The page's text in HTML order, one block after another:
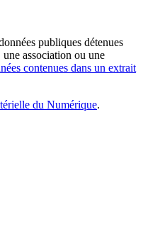
publiques détenues
association ou une
contenues dans un extrait
du Numérique.